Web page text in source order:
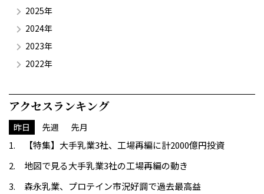
2025年
2024年
2023年
2022年
アクセスランキング
昨日 先週 先月
【特集】大手乳業3社、工場再編に計2000億円投資
地図で見る大手乳業3社の工場再編の動き
森永乳業、プロテイン市況好調で過去最高益